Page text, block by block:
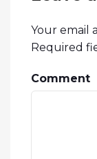
Your email
Required
Comment